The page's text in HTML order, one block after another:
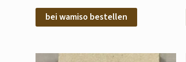
bei wamiso bestellen